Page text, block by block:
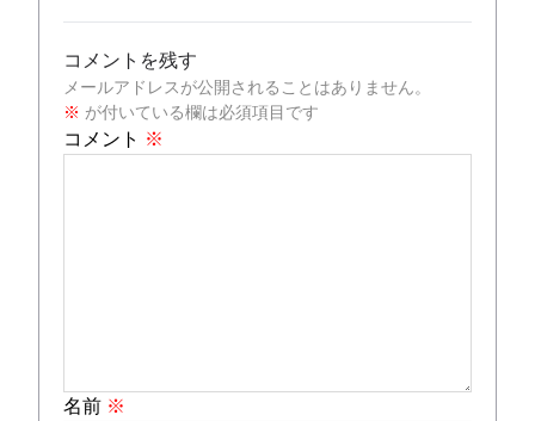
コメントを残す
メールアドレスが公開されることはありません。
※ が付いている欄は必須項目です
コメント ※
名前 ※